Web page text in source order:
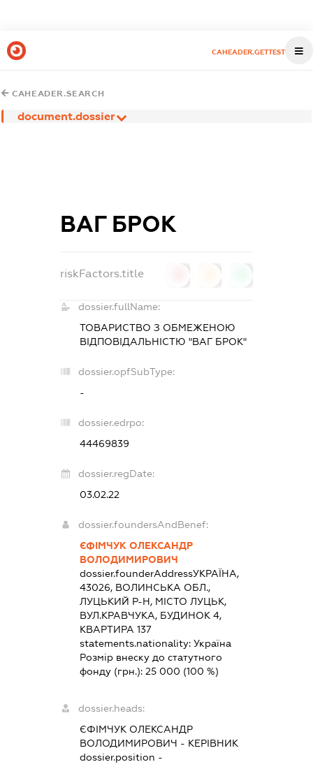
CAHEADER.GETTEST
CAHEADER.SEARCH
document.dossier
ВАГ БРОК
riskFactors.title
dossier.fullName:
ТОВАРИСТВО З ОБМЕЖЕНОЮ
ВІДПОВІДАЛЬНІСТЮ "ВАГ БРОК"
dossier.opfSubType:
-
dossier.edrpo:
44469839
dossier.regDate:
03.02.22
dossier.foundersAndBenef:
ЄФІМЧУК ОЛЕКСАНДР
ВОЛОДИМИРОВИЧ
dossier.founderAddressУКРАЇНА,
43026, ВОЛИНСЬКА ОБЛ.,
ЛУЦЬКИЙ Р-Н, МІСТО ЛУЦЬК,
ВУЛ.КРАВЧУКА, БУДИНОК 4,
КВАРТИРА 137
statements.nationality: Україна
Розмір внеску до статутного
фонду (грн.): 25 000 (100 %)
dossier.heads:
ЄФІМЧУК ОЛЕКСАНДР
ВОЛОДИМИРОВИЧ - КЕРІВНИК
dossier.position -